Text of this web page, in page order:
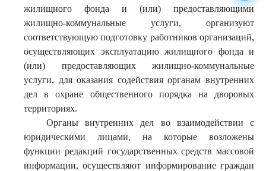
жилищного фонда и (или) предоставляющими
жилищно-коммунальные услуги, организуют
соответствующую подготовку работников организаций,
осуществляющих эксплуатацию жилищного фонда и
(или) предоставляющих жилищно-коммунальные
услуги, для оказания содействия органам внутренних
дел в охране общественного порядка на дворовых
территориях.
Органы внутренних дел во взаимодействии с
юридическими лицами, на которые возложены
функции редакций государственных средств массовой
информации, осуществляют информирование граждан